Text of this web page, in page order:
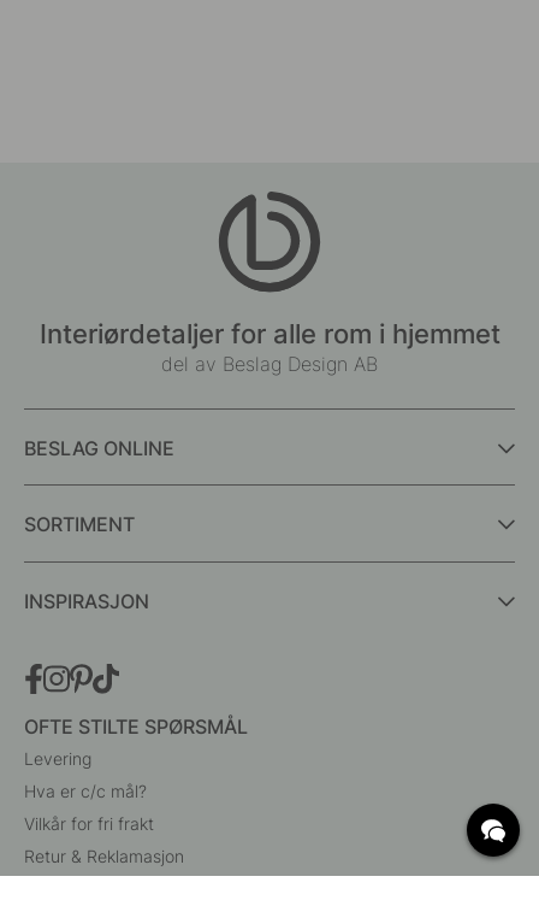
Interiørdetaljer for alle rom i hjemmet
del av Beslag Design AB
BESLAG ONLINE
SORTIMENT
INSPIRASJON
OFTE STILTE SPØRSMÅL
Levering
Hva er c/c mål?
Vilkår for fri frakt
Retur & Reklamasjon